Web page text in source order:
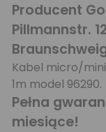
Producent
Pillmannstr.
Kabel micro/mini
1m model 96290.
Pełna
miesiące!